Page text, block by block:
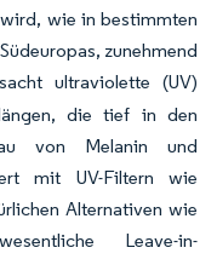
wie in bestimmten
zunehmend
ultraviolette (UV)
die tief in den
von Melanin und
mit UV-Filtern wie
Alternativen wie
Leave-in-